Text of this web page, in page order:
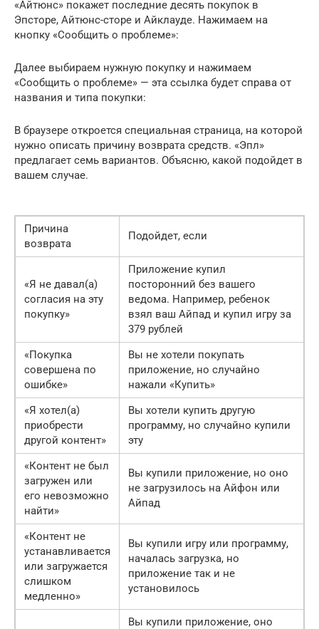
«Айтюнс» покажет последние десять покупок в
Эпсторе, Айтюнс-сторе и Айклауде. Нажимаем на
кнопку «Сообщить о проблеме»:
Далее выбираем нужную покупку и нажимаем
«Сообщить о проблеме» — эта ссылка будет справа от
названия и типа покупки:
В браузере откроется специальная страница, на которой
нужно описать причину возврата средств. «Эпл»
предлагает семь вариантов. Объясню, какой подойдет в
вашем случае.
Причина
возврата
Подойдет, если
«Я не давал(а)
согласия на эту
покупку»
Приложение купил
посторонний без вашего
ведома. Например, ребенок
взял ваш Айпад и купил игру за
379 рублей
«Покупка
совершена по
ошибке»
Вы не хотели покупать
приложение, но случайно
нажали «Купить»
«Я хотел(а)
приобрести
другой контент»
Вы хотели купить другую
программу, но случайно купили
эту
«Контент не был
загружен или
его невозможно
найти»
Вы купили приложение, но оно
не загрузилось на Айфон или
Айпад
«Контент не
устанавливается
или загружается
слишком
медленно»
Вы купили игру или программу,
началась загрузка, но
приложение так и не
установилось
Вы купили приложение, оно